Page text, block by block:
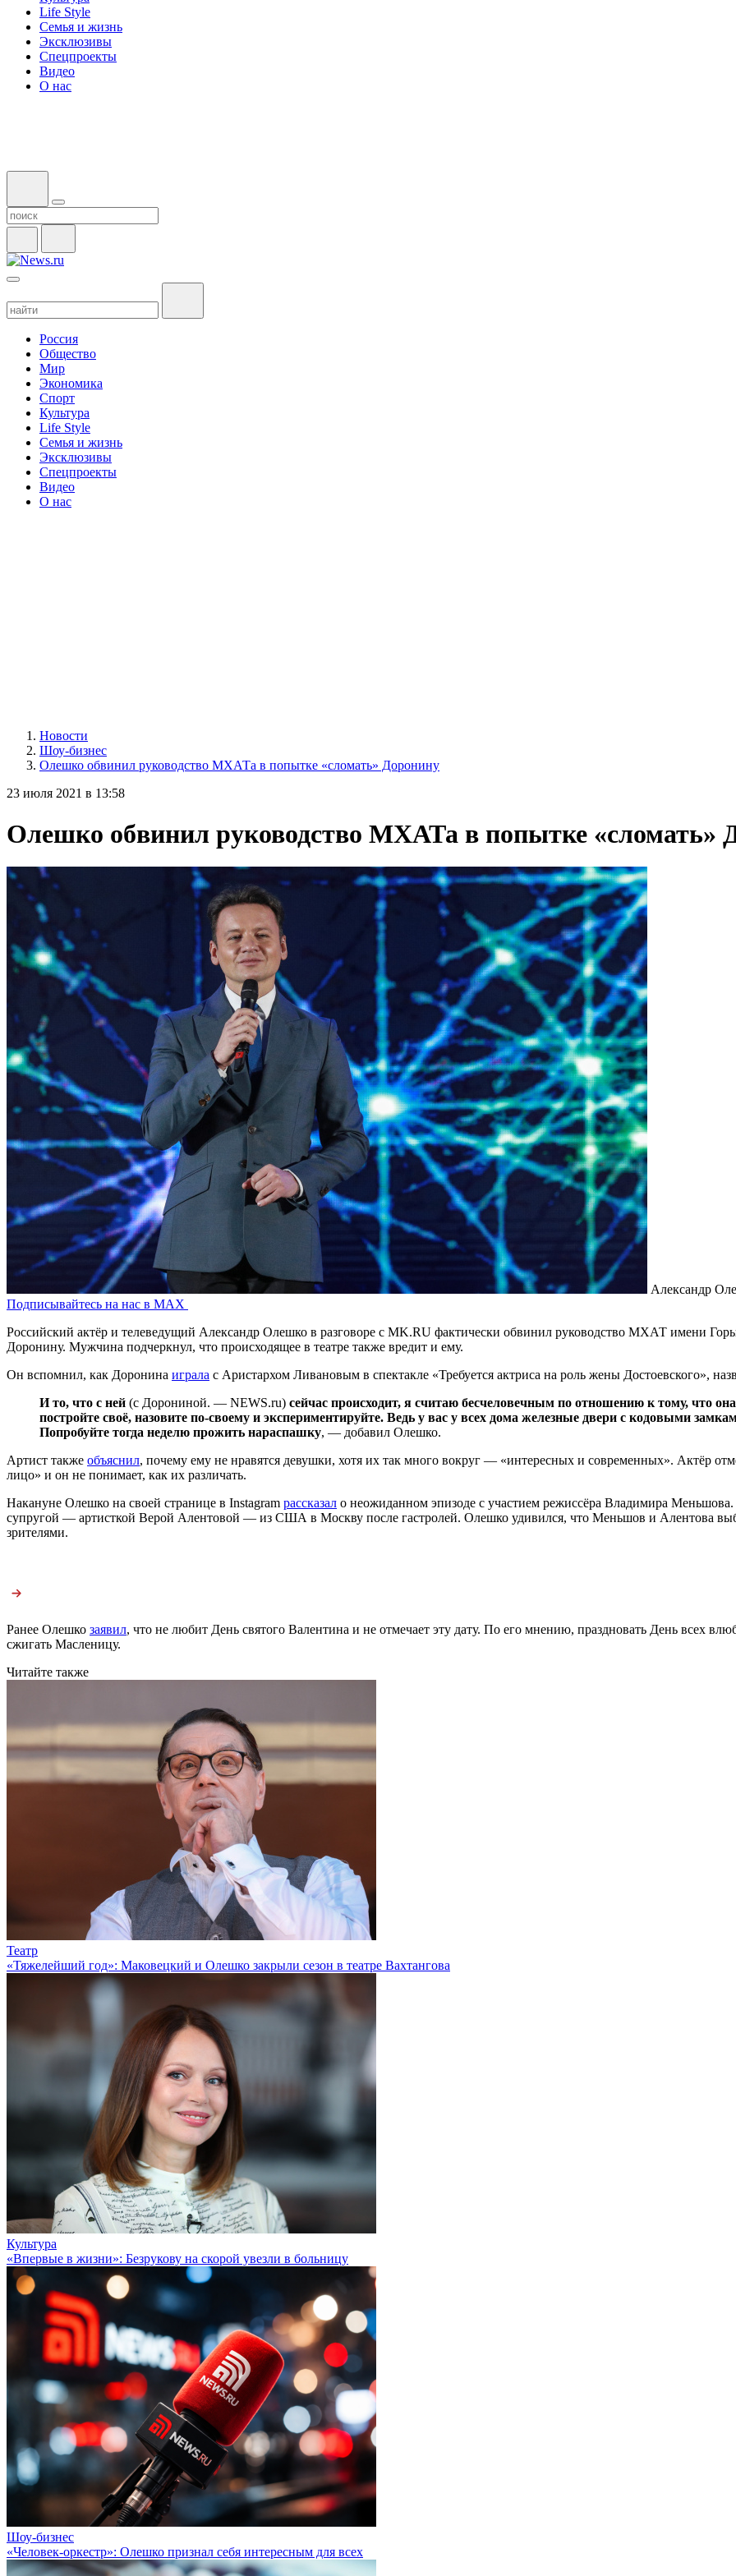
Life Style
Семья и жизнь
Эксклюзивы
Спецпроекты
Видео
О нас
Россия
Общество
Мир
Экономика
Спорт
Культура
Life Style
Семья и жизнь
Эксклюзивы
Спецпроекты
Видео
О нас
Новости
Шоу-бизнес
Олешко обвинил руководство МХАТа в попытке «сломать» Доронину
23 июля 2021 в 13:58
Олешко обвинил руководство МХАТа в попытке «сломать»
Александр
Подписывайтесь на нас в MAX
Российский актёр и телеведущий Александр Олешко в разговоре с MK.RU фактически обвинил руководство МХАТ имени
Доронину. Мужчина подчеркнул, что происходящее в театре также вредит и ему.
Он вспомнил, как Доронина играла с Аристархом Ливановым в спектакле «Требуется актриса на роль жены Достоевского»,
И то, что с ней (с Дорониной. — NEWS.ru) сейчас происходит, я считаю бесчеловечным по отношению к тому, что
постройте своё, назовите по-своему и экспериментируйте. Ведь у вас у всех дома железные двери с кодовыми
Попробуйте тогда неделю прожить нараспашку, — добавил Олешко.
Артист также объяснил, почему ему не нравятся девушки, хотя их так много вокруг — «интересных и современных». Актёр
лицо» и он не понимает, как их различать.
Накануне Олешко на своей странице в Instagram рассказал о неожиданном эпизоде с участием режиссёра Владимира
супругой — артисткой Верой Алентовой — из США в Москву после гастролей. Олешко удивился, что Меньшов и Алентова
зрителями.
Ранее Олешко заявил, что не любит День святого Валентина и не отмечает эту дату. По его мнению, праздновать День всех
сжигать Масленицу.
Читайте также
Театр
«Тяжелейший год»: Маковецкий и Олешко закрыли сезон в театре Вахтангова
Культура
«Впервые в жизни»: Безрукову на скорой увезли в больницу
Шоу-бизнес
«Человек-оркестр»: Олешко признал себя интересным для всех